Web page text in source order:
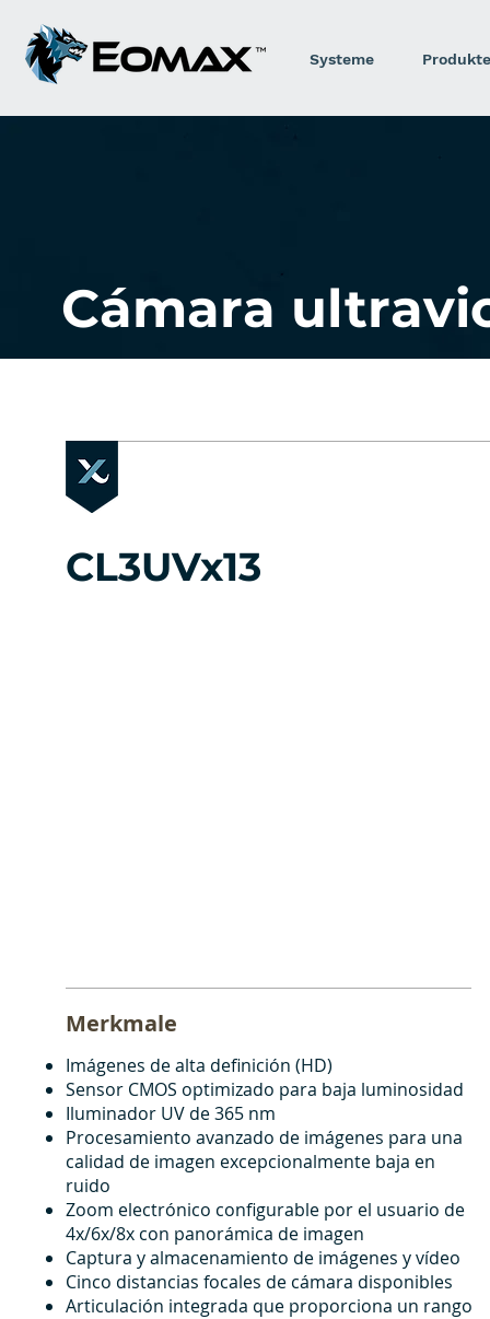
Systeme Produkte
Cámara
CL3UVx13
Merkmale
Imágenes de alta definición (HD)
Sensor CMOS optimizado para baja luminosidad
Iluminador UV de 365 nm
Procesamiento avanzado de imágenes para una
calidad de imagen excepcionalmente baja en
ruido
Zoom electrónico configurable por el usuario de
4x/6x/8x con panorámica de imagen
Captura y almacenamiento de imágenes y vídeo
Cinco distancias focales de cámara disponibles
Articulación integrada que proporciona un rango